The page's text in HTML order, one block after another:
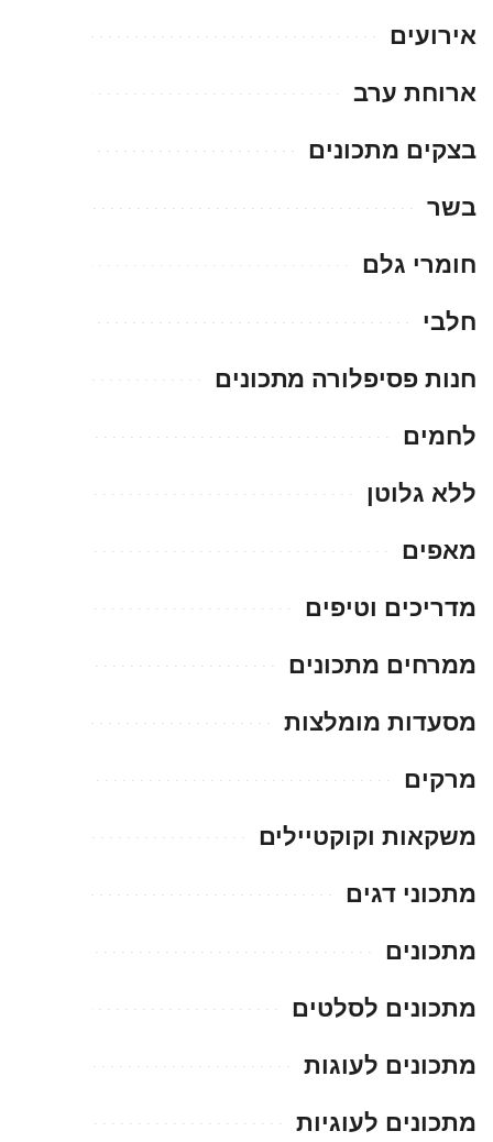
אירועים
ארוחת ערב
בצקים מתכונים
בשר
חומרי גלם
חלבי
חנות פסיפלורה מתכונים
לחמים
ללא גלוטן
מאפים
מדריכים וטיפים
ממרחים מתכונים
מסעדות מומלצות
מרקים
משקאות וקוקטיילים
מתכוני דגים
מתכונים
מתכונים לסלטים
מתכונים לעוגות
מתכונים לעוגיות